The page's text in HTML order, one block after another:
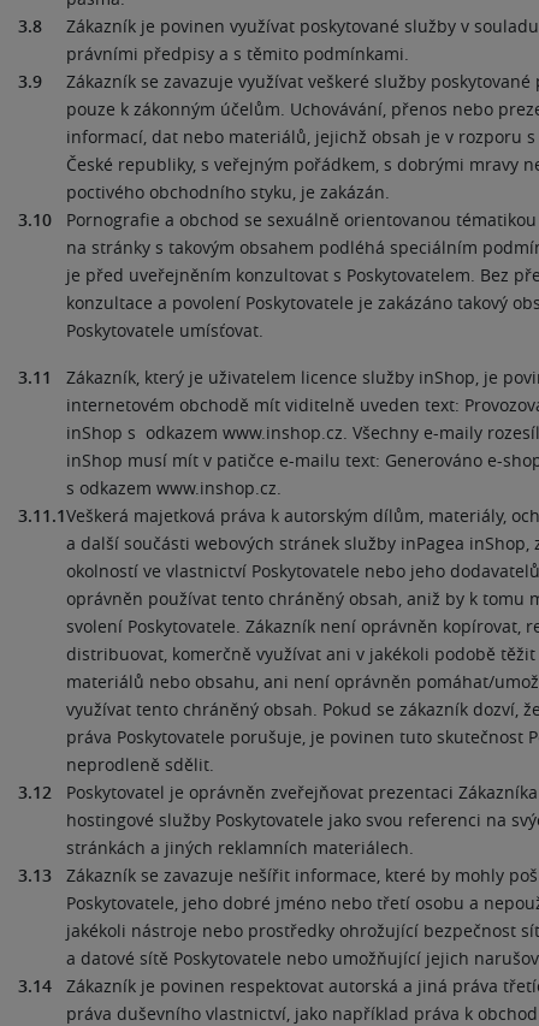
3.8
Zákazník je povinen využívat poskytované služby v
právními předpisy a s těmito podmínkami.
3.9
Zákazník se zavazuje využívat veškeré služby poskytované
pouze k zákonným účelům. Uchovávání, přenos nebo
informací, dat nebo materiálů, jejichž obsah je v rozporu
České republiky, s veřejným pořádkem, s dobrými mravy
poctivého obchodního styku, je zakázán.
3.10
Pornografie a obchod se sexuálně orientovanou
na stránky s takovým obsahem podléhá speciálním
je před uveřejněním konzultovat s Poskytovatelem. Bez
konzultace a povolení Poskytovatele je zakázáno takový
Poskytovatele umísťovat.
3.11
Zákazník, který je uživatelem licence služby inShop, je
internetovém obchodě mít viditelně uveden text:
inShop s odkazem www.inshop.cz. Všechny e-maily
inShop musí mít v patičce e-mailu text: Generováno e-
s odkazem www.inshop.cz.
3.11.1Veškerá majetková práva k autorským dílům, materiály,
a další součásti webových stránek služby inPagea inShop,
okolností ve vlastnictví Poskytovatele nebo jeho
oprávněn používat tento chráněný obsah, aniž by k tomu
svolení Poskytovatele. Zákazník není oprávněn kopírovat,
distribuovat, komerčně využívat ani v jakékoli podobě těžit
materiálů nebo obsahu, ani není oprávněn pomáhat/
využívat tento chráněný obsah. Pokud se zákazník dozví,
práva Poskytovatele porušuje, je povinen tuto skutečnost
neprodleně sdělit.
3.12
Poskytovatel je oprávněn zveřejňovat prezentaci
hostingové služby Poskytovatele jako svou referenci na
stránkách a jiných reklamních materiálech.
3.13
Zákazník se zavazuje nešířit informace, které by mohly
Poskytovatele, jeho dobré jméno nebo třetí osobu a
jakékoli nástroje nebo prostředky ohrožující bezpečnost
a datové sítě Poskytovatele nebo umožňující jejich
3.14
Zákazník je povinen respektovat autorská a jiná práva
práva duševního vlastnictví, jako například práva k